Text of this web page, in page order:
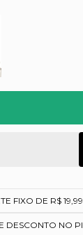
FIXO DE R$ 19,99
DESCONTO NO